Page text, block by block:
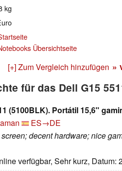
kg
Übersichtseite
[+] Zum Vergleich hinzufügen »
für das Dell G15
(5100BLK). Portátil 15,6"
ES→DE
decent hardware; nice
verfügbar, Sehr kurz, Datum: